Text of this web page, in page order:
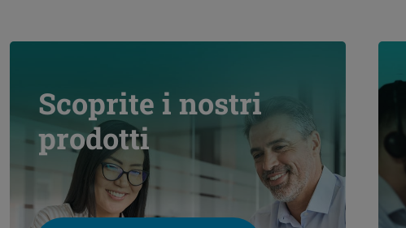
Scoprite i nostri
prodotti